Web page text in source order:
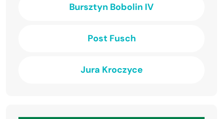
Bursztyn Bobolin IV
Post Fusch
Jura Kroczyce